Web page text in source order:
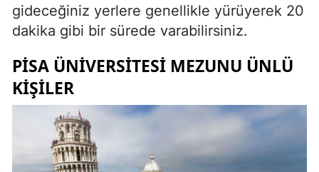
gideceğiniz yerlere genellikle yürüyerek 20
dakika gibi bir sürede varabilirsiniz.
PISA ÜNIVERSITESI MEZUNU ÜNLÜ
KIŞILER